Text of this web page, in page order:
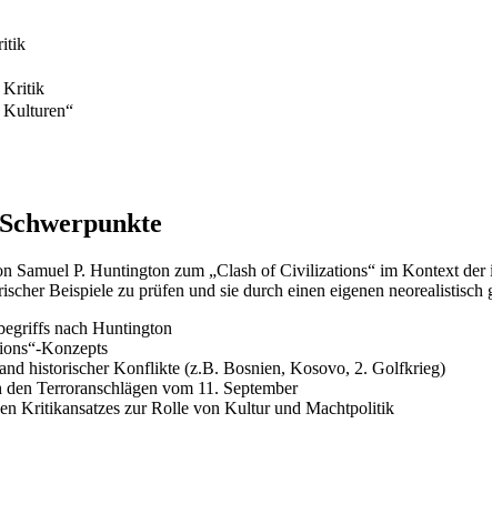
Kritik
Samuel P. Huntington zum „Clash of Civilizations“ im Kontext
Beispiele zu prüfen und sie durch einen eigenen neorealistisch
nach Huntington
Konzepts
historischer Konflikte (z.B. Bosnien, Kosovo, 2. Golfkrieg)
Terroranschlägen vom 11. September
Kritikansatzes zur Rolle von Kultur und Machtpolitik